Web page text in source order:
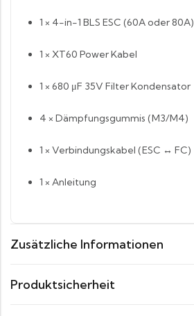
1 × 4-in-1 BLS ESC (60A oder 80A)
1 × XT60 Power Kabel
1 × 680 μF 35V Filter Kondensator
4 × Dämpfungsgummis (M3/M4)
1 × Verbindungskabel (ESC ↔ FC)
1 × Anleitung
Zusätzliche Informationen
Produktsicherheit